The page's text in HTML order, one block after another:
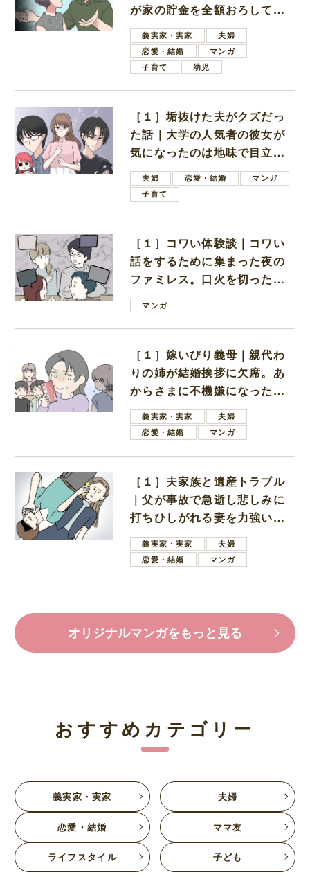
が家の貯金を全額おろしてほ
しいと言ってきた
義実家・実家
夫婦
恋愛・結婚
マンガ
子育て
幼児
［１］垢抜けた夫がクズだっ
た話｜大学の人気者の彼女が
気になったのは地味で目立た
ない男子学生
夫婦 恋愛・結婚
マンガ
子育て
［１］コワい体験談｜コワい
話をするために集まった夜の
ファミレス。口火を切ったの
は電車好きの男の子ママ
マンガ
［１］嫁いびり義母｜親代わ
りの姉が結婚挨拶に欠席。あ
からさまに不機嫌になった義
母義実家・実家
夫婦
恋愛・結婚
マンガ
［１］夫家族と遺産トラブル
｜父が事故で急逝し悲しみに
打ちひしがれる妻を力強い言
葉で励ます夫
義実家・実家
夫婦
恋愛・結婚
マンガ
オリジナルマンガをもっと見る
おすすめカテゴリー
義実家・実家 夫婦
恋愛・結婚 ママ友
ライフスタイル 子ども